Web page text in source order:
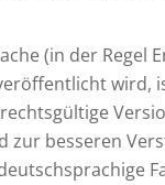
(in der Regel
wird,
zur besseren